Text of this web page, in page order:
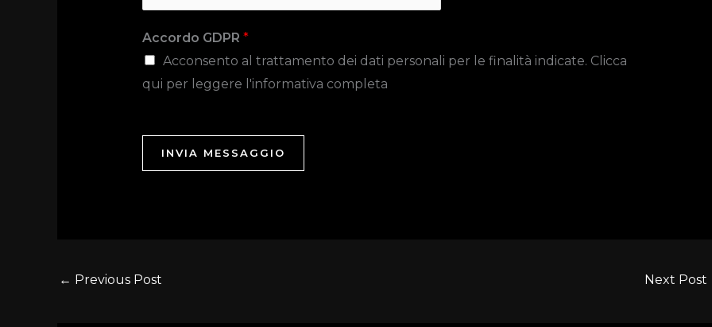
Accordo GDPR *
Acconsento al trattamento dei dati personali per le finalità indicate. Clicca
qui per leggere l'informativa completa
INVIA MESSAGGIO
← Previous Post Next Post